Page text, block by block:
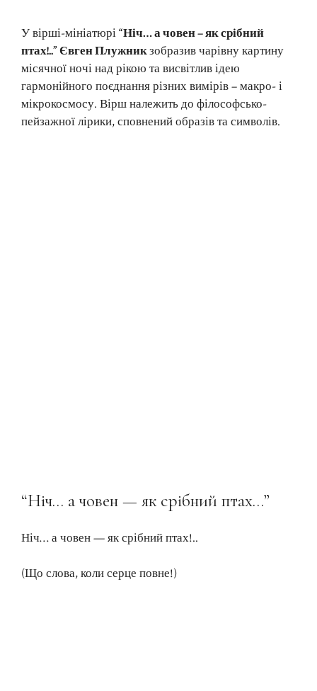
У вірші-мініатюрі“Ніч… а човен – як срібний
птах!..” Євген Плужникзобразив чарівну картину
місячної ночі над рікою та висвітлив ідею
гармонійного поєднання різних вимірів – макро- і
мікрокосмосу. Вірш належить до філософсько-
пейзажної лірики, сповнений образів та символів.
“Ніч… а човен — як срібний птах…”
Ніч… а човен — як срібний птах!..
(Що слова, коли серце повне!)